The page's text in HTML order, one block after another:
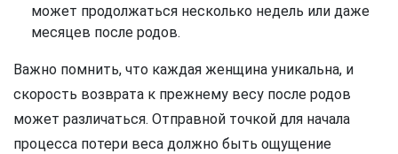
может продолжаться несколько недель или даже
месяцев после родов.
Важно помнить, что каждая женщина уникальна, и
скорость возврата к прежнему весу после родов
может различаться. Отправной точкой для начала
процесса потери веса должно быть ощущение